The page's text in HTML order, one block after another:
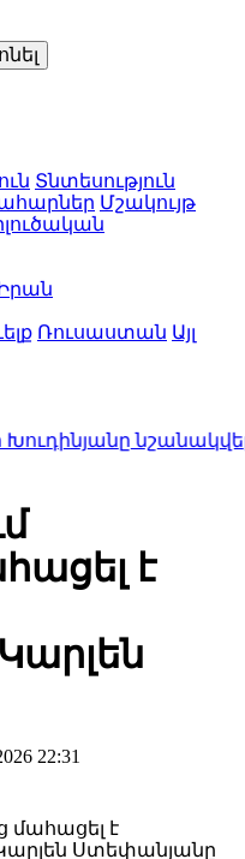
Տնտեսություն
Մշակույթ
Ռուսաստան Այլ
նշանակվել
է
22:31